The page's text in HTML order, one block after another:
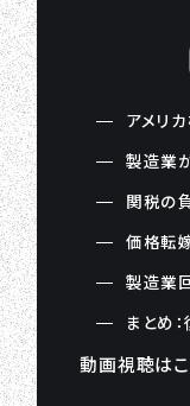
アメリ
製造業
関税の
価格転
製造業
まとめ
動画視聴は